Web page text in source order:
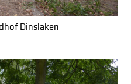
Dinslaken